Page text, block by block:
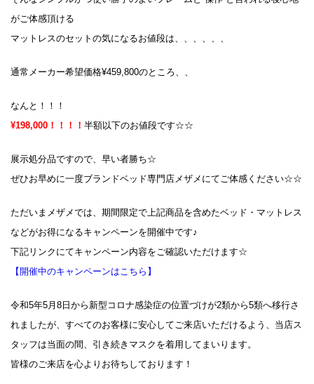
がご体感頂ける
マットレスのセットの気になるお値段は、、、、、、
通常メーカー希望価格¥459,800のところ、、
なんと！！！
¥198,000！！！！ 半額以下のお値段です☆☆
展示処分品ですので、早い者勝ち☆
ぜひお早めに一度ブランドベッド専門店メザメにてご体感ください☆☆
ただいまメザメでは、期間限定で上記商品を含めたベッド・マットレス
などがお得になるキャンペーンを開催中です♪
下記リンクにてキャンペーン内容をご確認いただけます☆
【開催中のキャンペーンはこちら】
令和5年5月8日から新型コロナ感染症の位置づけが2類から5類へ移行さ
れましたが、すべてのお客様に安心してご来店いただけるよう、当店ス
タッフは当面の間、引き続きマスクを着用してまいります。
皆様のご来店を心よりお待ちしております！